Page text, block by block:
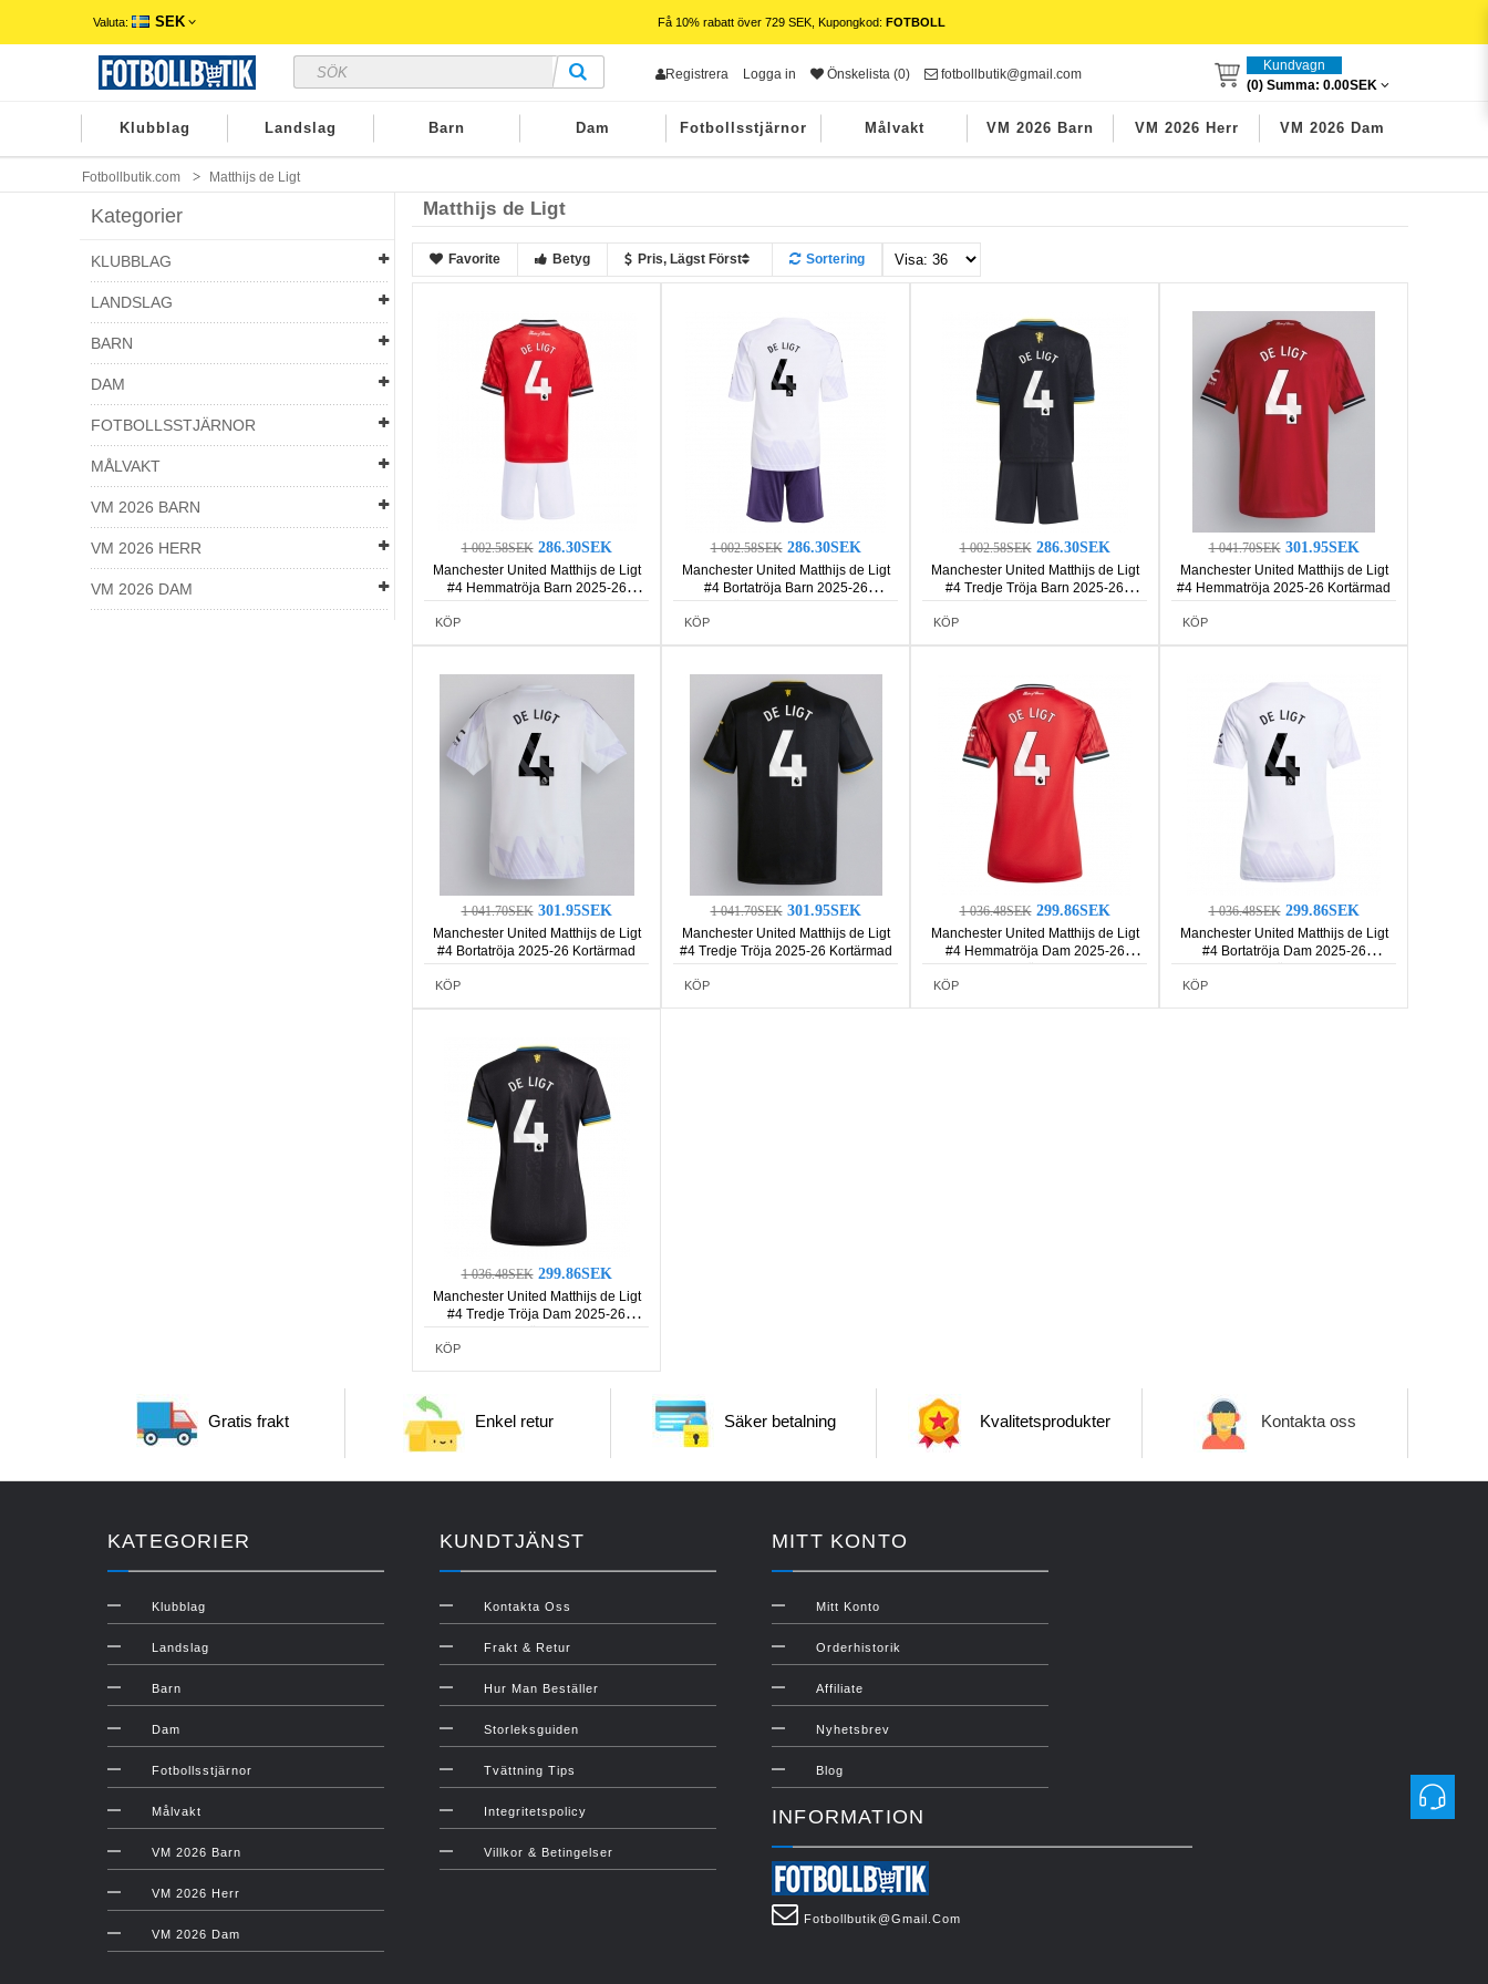
Valuta: SEK Få 10% rabatt över 729 SEK, Kupongkod: FOTBOLL
Registrera Logga in Önskelista (0) fotbollbutik@gmail.com
Kundvagn
(0) Summa: 0.00SEK
Klubblag Landslag Barn Dam Fotbollsstjärnor Målvakt VM 2026 Barn VM 2026 Herr VM 2026 Dam
Fotbollbutik.com Matthijs de Ligt
Kategorier
KLUBBLAG
LANDSLAG
BARN
DAM
FOTBOLLSSTJÄRNOR
MÅLVAKT
VM 2026 BARN
VM 2026 HERR
VM 2026 DAM
Matthijs de Ligt
Favorite Betyg Pris, Lägst Först Sortering
1 002.58SEK 286.30SEK
Manchester United Matthijs de Ligt
#4 Hemmatröja Barn 2025-26
Kortärmad (+ Korta byxor)
KÖP
1 002.58SEK 286.30SEK
Manchester United Matthijs de Ligt
#4 Bortatröja Barn 2025-26
Kortärmad (+ Korta byxor)
KÖP
1 002.58SEK 286.30SEK
Manchester United Matthijs de Ligt
#4 Tredje Tröja Barn 2025-26
Kortärmad (+ Korta byxor)
KÖP
1 041.70SEK 301.95SEK
Manchester United Matthijs de Ligt
#4 Hemmatröja 2025-26 Kortärmad
KÖP
1 041.70SEK 301.95SEK
Manchester United Matthijs de Ligt
#4 Bortatröja 2025-26 Kortärmad
KÖP
1 041.70SEK 301.95SEK
Manchester United Matthijs de Ligt
#4 Tredje Tröja 2025-26 Kortärmad
KÖP
1 036.48SEK 299.86SEK
Manchester United Matthijs de Ligt
#4 Hemmatröja Dam 2025-26
Kortärmad
KÖP
1 036.48SEK 299.86SEK
Manchester United Matthijs de Ligt
#4 Bortatröja Dam 2025-26
Kortärmad
KÖP
1 036.48SEK 299.86SEK
Manchester United Matthijs de Ligt
#4 Tredje Tröja Dam 2025-26
Kortärmad
KÖP
Gratis frakt Enkel retur Säker betalning Kvalitetsprodukter Kontakta oss
KATEGORIER
Klubblag
Landslag
Barn
Dam
Fotbollsstjärnor
Målvakt
VM 2026 Barn
VM 2026 Herr
VM 2026 Dam
KUNDTJÄNST
Kontakta Oss
Frakt & Retur
Hur Man Beställer
Storleksguiden
Tvättning Tips
Integritetspolicy
Villkor & Betingelser
MITT KONTO
Mitt Konto
Orderhistorik
Affiliate
Nyhetsbrev
Blog
INFORMATION
Fotbollbutik@gmail.com